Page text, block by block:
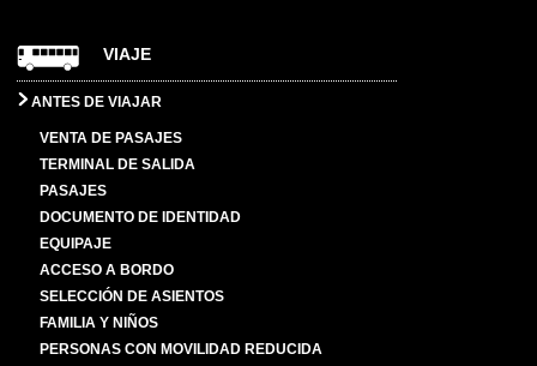
VIAJE
ANTES DE VIAJAR
VENTA DE PASAJES
TERMINAL DE SALIDA
PASAJES
DOCUMENTO DE IDENTIDAD
EQUIPAJE
ACCESO A BORDO
SELECCIÓN DE ASIENTOS
FAMILIA Y NIÑOS
PERSONAS CON MOVILIDAD REDUCIDA